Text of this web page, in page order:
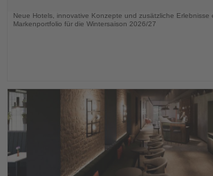
Neue Hotels, innovative Konzepte und zusätzliche Erlebnisse
Markenportfolio für die Wintersaison 2026/27